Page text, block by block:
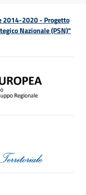
2014-2020 - Progetto
Nazionale (PSN)"